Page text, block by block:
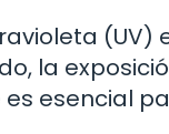
(UV)
la
esencial